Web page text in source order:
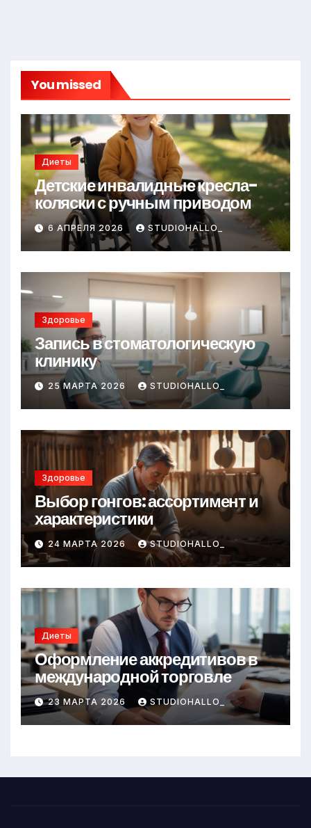
You missed
Диеты
Детские инвалидные кресла-
коляски с ручным приводом
6 АПРЕЛЯ 2026 STUDIOHALLO_
Здоровье
Запись в стоматологическую
клинику
25 МАРТА 2026 STUDIOHALLO_
Здоровье
Выбор гонгов: ассортимент и
характеристики
24 МАРТА 2026 STUDIOHALLO_
Диеты
Оформление аккредитивов в
международной торговле
23 МАРТА 2026 STUDIOHALLO_